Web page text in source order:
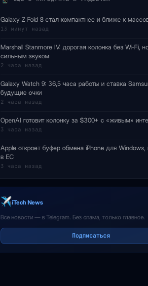
Galaxy Z Fold 8 стал компактнее и ближе к
13 минут назад
Marshall Stanmore IV: дорогая колонка без Wi‑Fi,
сильным звуком
2 часа назад
Galaxy Watch 9: 36,5 часа работы и ставка
будущие очки
2 часа назад
OpenAI готовит колонку за $300+ с «живым»
3 часа назад
Apple откроет буфер обмена iPhone для Windows,
в ЕС
3 часа назад
iTech News
Все новости — в Telegram. Без спама, только главное.
Подписаться